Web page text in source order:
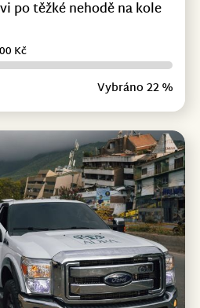
po těžké nehodě na kole
Vybráno 22 %
Kč